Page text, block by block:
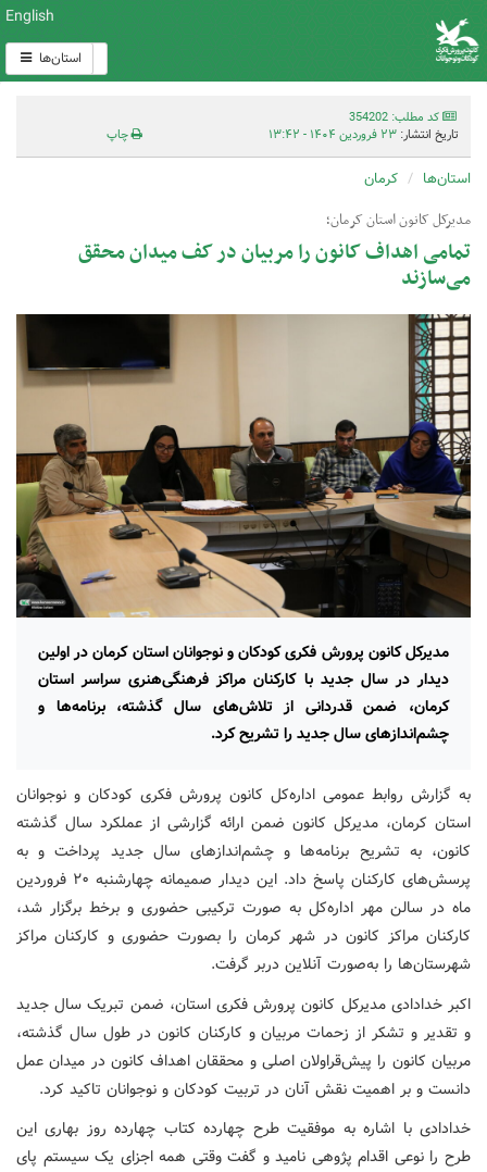
English
استان‌ها
کد مطلب: 354202
تاریخ انتشار: ۲۳ فروردین ۱۴۰۴ - ۱۳:۴۲ چاپ
استان‌ها کرمان
مدیرکل کانون استان کرمان؛
تمامی اهداف کانون را مربیان در کف میدان محقق
می‌سازند
مدیرکل کانون پرورش فکری کودکان و نوجوانان استان کرمان در اولین
دیدار در سال جدید با کارکنان مراکز فرهنگی‌هنری سراسر استان
کرمان، ضمن قدردانی از تلاش‌های سال گذشته، برنامه‌ها و
چشم‌اندازهای سال جدید را تشریح کرد.
به گزارش روابط عمومی اداره‌کل کانون پرورش فکری کودکان و نوجوانان
استان کرمان، مدیرکل کانون ضمن ارائه گزارشی از عملکرد سال گذشته
کانون، به تشریح برنامه‌ها و چشم‌اندازهای سال جدید پرداخت و به
پرسش‌های کارکنان پاسخ داد. این دیدار صمیمانه چهارشنبه ۲۰ فروردین
ماه در سالن مهر اداره‌کل به صورت ترکیبی حضوری و برخط برگزار شد،
کارکنان مراکز کانون در شهر کرمان را بصورت حضوری و کارکنان مراکز
شهرستان‌ها را به‌صورت آنلاین دربر گرفت.
اکبر خدادادی مدیرکل کانون پرورش فکری استان، ضمن تبریک سال جدید
و تقدیر و تشکر از زحمات مربیان و کارکنان کانون در طول سال گذشته،
مربیان کانون را پیش‌قراولان اصلی و محققان اهداف کانون در میدان عمل
دانست و بر اهمیت نقش آنان در تربیت کودکان و نوجوانان تاکید کرد.
خدادادی با اشاره به موفقیت طرح چهارده کتاب چهارده روز بهاری این
طرح را نوعی اقدام پژوهی نامید و گفت وقتی همه اجزای یک سیستم پای